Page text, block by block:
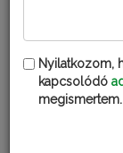
Kérdezd
Nyilatkozom,
kapcsolódó
megismertem.